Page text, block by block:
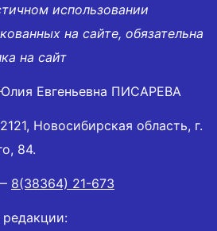
использовании
на сайте, обязательна
на сайт
Евгеньевна ПИСАРЕВА
Новосибирская область, г.
84.
8(38364) 21-673